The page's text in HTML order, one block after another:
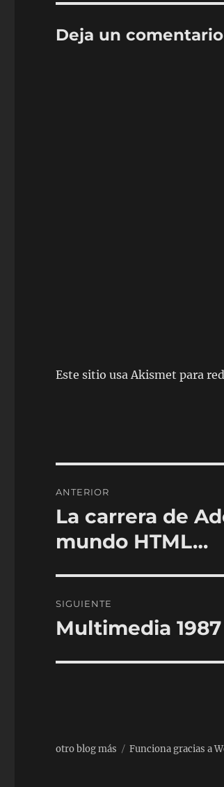
Deja un comentario
Este sitio usa Akismet para
de
entradas
ANTERIOR
Entrada
La carrera de
mundo HTML…
SIGUIENTE
Entrada
Multimedia 1987
otro blog más Funciona gracias a